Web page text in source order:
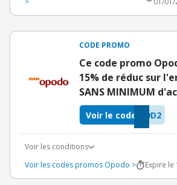
CODE PROMO
Ce code promo
15% de réduc sur
SANS MINIMUM
9D2
Voir le code
Voir les conditions
Voir les codes promos Opodo >
Expire le